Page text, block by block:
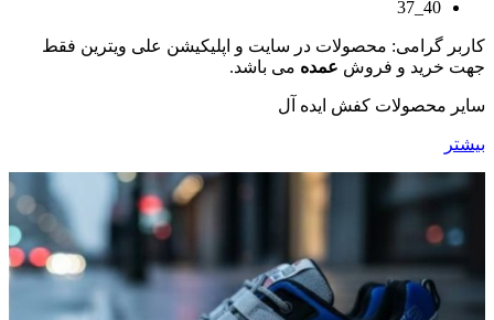
40_37
کاربر گرامی: محصولات در سایت و اپلیکیشن علی ویترین فقط
جهت خرید و فروش عمده می باشد.
سایر محصولات کفش ایده آل
بیشتر